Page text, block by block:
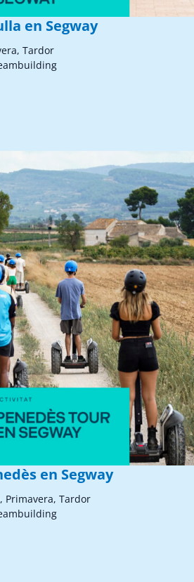
en Segway
Tardor
en Segway
Primavera, Tardor